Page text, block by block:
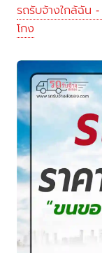
รถรับจ้างใกล้ฉัน
โกง